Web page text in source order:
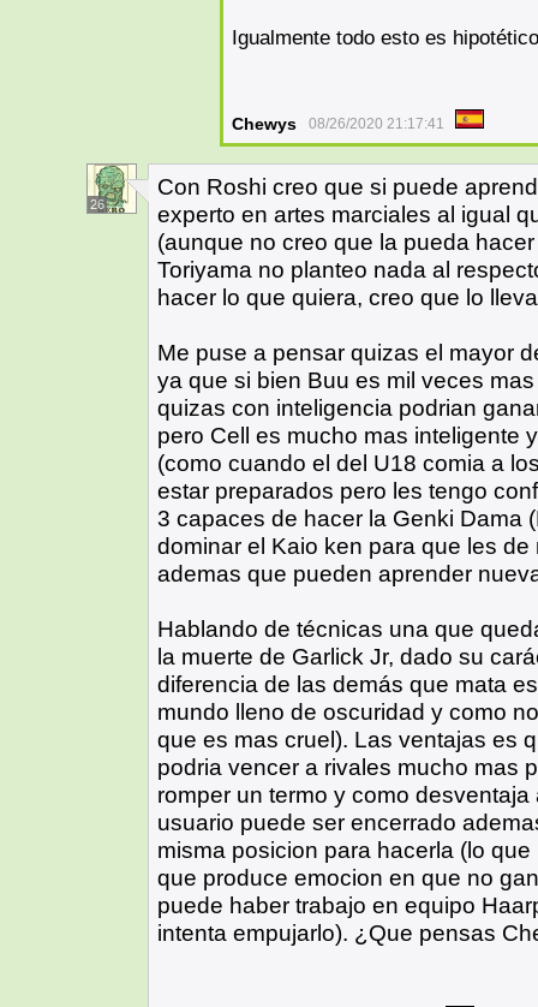
Igualmente todo esto es
Chewys 08/26/2020 21:17:41
26
Con Roshi creo que si puede
experto en artes marciales al igual
(aunque no creo que la pueda
Toriyama no planteo nada al
hacer lo que quiera, creo que lo
Me puse a pensar quizas el mayor
ya que si bien Buu es mil veces
quizas con inteligencia podrian
pero Cell es mucho mas inteligente
(como cuando el del U18 comia a
estar preparados pero les tengo
3 capaces de hacer la Genki Dama
dominar el Kaio ken para que les
ademas que pueden aprender
Hablando de técnicas una que
la muerte de Garlick Jr, dado su
diferencia de las demás que mata
mundo lleno de oscuridad y como
que es mas cruel). Las ventajas es
podria vencer a rivales mucho mas
romper un termo y como
usuario puede ser encerrado
misma posicion para hacerla (lo
que produce emocion en que no
puede haber trabajo en equipo
intenta empujarlo). ¿Que pensas